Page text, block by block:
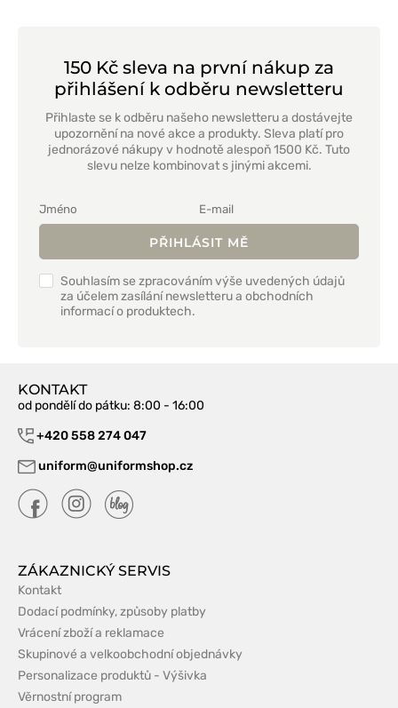
150 Kč sleva na první nákup za
přihlášení k odběru newsletteru
Přihlaste se k odběru našeho newsletteru a dostávejte
upozornění na nové akce a produkty. Sleva platí pro
jednorázové nákupy v hodnotě alespoň 1500 Kč. Tuto
slevu nelze kombinovat s jinými akcemi.
PŘIHLÁSIT MĚ
Souhlasím se zpracováním výše uvedených údajů
za účelem zasílání newsletteru a obchodních
informací o produktech.
KONTAKT
od pondělí do pátku: 8:00 - 16:00
+420 558 274 047
uniform@uniformshop.cz
ZÁKAZNICKÝ SERVIS
Kontakt
Dodací podmínky, způsoby platby
Vrácení zboží a reklamace
Skupinové a velkoobchodní objednávky
Personalizace produktů - Výšivka
Věrnostní program